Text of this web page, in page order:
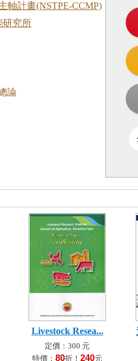
軸計畫(NSTPE-CCMP)
研究所
論
Livestock Resea...
定價：300 元
特價： 80折！ 240元